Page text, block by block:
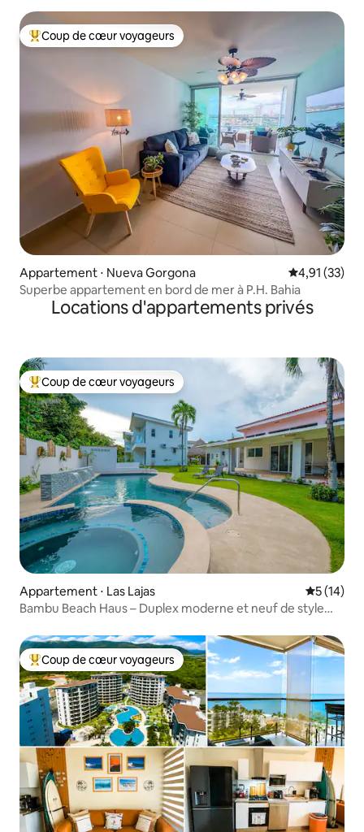
Coups de cœur voyageurs les plus appréciés
Coup de cœur voyageurs
Appartement ⋅ Nueva Gorgona Évaluation
4,91 (33)
Superbe appartement en bord de mer à P.H. Bahia
Locations d'appartements privés
Coups de cœur voyageurs les plus appréciés
Coup de cœur voyageurs
Appartement ⋅ Las Lajas
5 (14)
Bambu Beach Haus – Duplex moderne et neuf de style
Coups de cœur voyageurs les plus appréciés
Coup de cœur voyageurs